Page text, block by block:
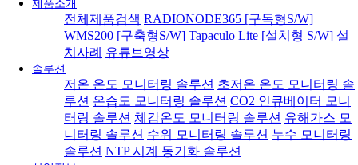
제품소개
전체제품검색 RADIONODE365 [구독형S/W]
WMS200 [구축형S/W] Tapaculo Lite [설치형 S/W] 설
치사례 유튜브영상
솔루션
저온 온도 모니터링 솔루션 초저온 온도 모니터링 솔
루션 온습도 모니터링 솔루션 CO2 인큐베이터 모니
터링 솔루션 체감온도 모니터링 솔루션 유해가스 모
니터링 솔루션 수위 모니터링 솔루션 누수 모니터링
솔루션 NTP 시계 동기화 솔루션